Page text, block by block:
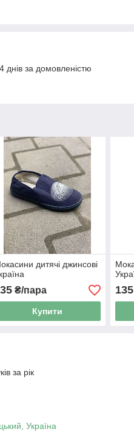
за домовленістю
дитячі джинсові
₴/пара
Купити
135
за рік
Україна